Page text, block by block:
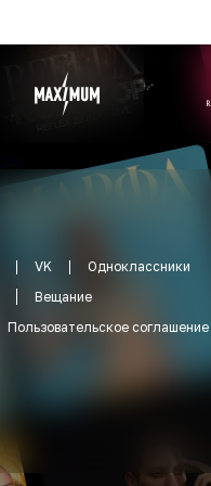
VK
Одноклассники
Вещание
Пользовательское соглашение